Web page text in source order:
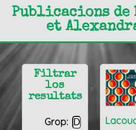
Publicacions de
et
Filtrar
los
resultats
Grop: